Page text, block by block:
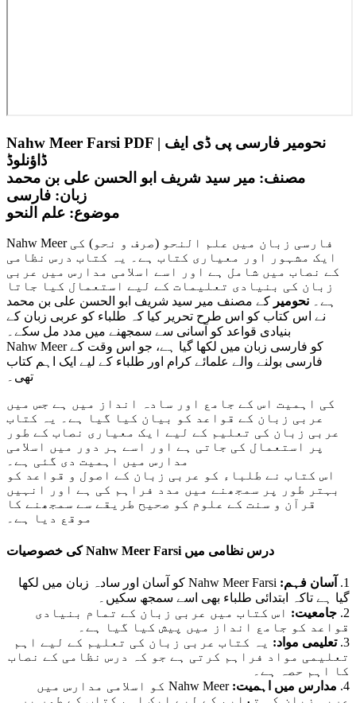
Nahw Meer Farsi PDF | نحومیر فارسی پی ڈی ایف
ڈاؤنلوڈ
مصنف: میر سید شریف ابو الحسن علی بن محمد
زبان: فارسی
موضوع: علم النحو
Nahw Meer فارسی زبان میں علم النحو (صرف و نحو) کی
ایک مشہور اور معیاری کتاب ہے۔ یہ کتاب درس نظامی
کے نصاب میں شامل ہے اور اسے اسلامی مدارس میں عربی
زبان کی بنیادی تعلیمات کے لیے استعمال کیا جاتا
ہے۔ نحومیر کے مصنف میر سید شریف ابو الحسن علی بن محمد
نے اس کتاب کو اس طرح تحریر کیا کہ طلباء کو عربی زبان کے
بنیادی قواعد کو آسانی سے سمجھنے میں مدد مل سکے۔
Nahw Meer کو فارسی زبان میں لکھا گیا ہے، جو اس وقت کے
فارسی بولنے والے علمائے کرام اور طلباء کے لیے ایک اہم کتاب
تھی۔
کی اہمیت اس کے جامع اور سادہ انداز میں ہے جس میں
عربی زبان کے قواعد کو بیان کیا گیا ہے۔ یہ کتاب
عربی زبان کی تعلیم کے لیے ایک معیاری نصاب کے طور
پر استعمال کی جاتی ہے اور اسے ہر دور میں اسلامی
مدارس میں اہمیت دی گئی ہے۔
اس کتاب نے طلباء کو عربی زبان کے اصول و قواعد کو
بہتر طور پر سمجھنے میں مدد فراہم کی ہے اور انہیں
قرآن و سنت کے علوم کو صحیح طریقے سے سمجھنے کا
موقع دیا ہے۔
کی خصوصیات Nahw Meer Farsi درس نظامی میں
آسان فہم:
Nahw Meer Farsi کو آسان اور سادہ زبان میں لکھا
گیا ہے تاکہ ابتدائی طلباء بھی اسے سمجھ سکیں۔
جامعیت: اس کتاب میں عربی زبان کے تمام بنیادی
قواعد کو جامع انداز میں پیش کیا گیا ہے۔
تعلیمی مواد: یہ کتاب عربی زبان کی تعلیم کے لیے اہم
تعلیمی مواد فراہم کرتی ہے جو کہ درس نظامی کے نصاب
کا اہم حصہ ہے۔
مدارس میں اہمیت:
Nahw Meer کو اسلامی مدارس میں
عربی زبان کی تعلیم کے لیے ایک اہم کتاب کے طور پر